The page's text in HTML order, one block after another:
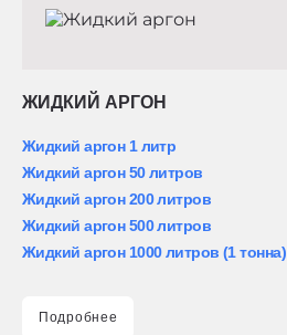
ЖИДКИЙ АРГОН
Жидкий аргон 1 литр
Жидкий аргон 50 литров
Жидкий аргон 200 литров
Жидкий аргон 500 литров
Жидкий аргон 1000 литров (1 тонна)
Подробнее